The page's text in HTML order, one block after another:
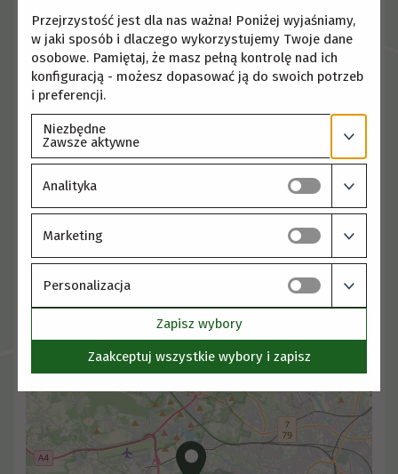
NIPPL6772212521;REGON356730850
LABORATORIUM FITOTRON
Podłużna 3, 30-239 Kraków; tel.12 4253301
+
−
Przejrzystość jest dla nas ważna! Poniżej wyjaśniamy,
w jaki sposób i dlaczego wykorzystujemy Twoje dane
osobowe. Pamiętaj, że masz pełną kontrolę nad ich
konfiguracją - możesz dopasować ją do swoich potrzeb
i preferencji.
Niezbędne
Zawsze aktywne
Analityka
Marketing
Personalizacja
Zapisz wybory
Zaakceptuj wszystkie wybory i zapisz